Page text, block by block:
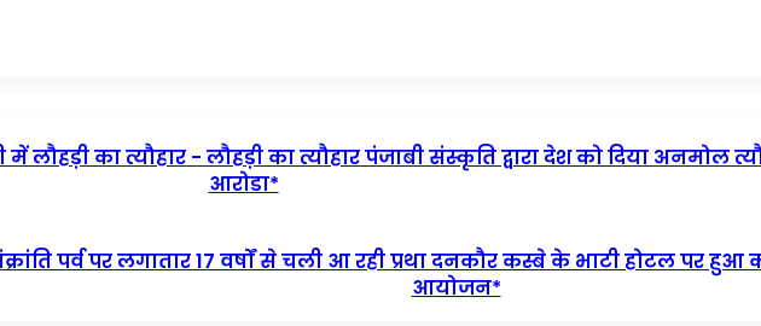
का त्यौहार - लौहड़ी का त्यौहार पंजाबी संस्कृति द्वारा देश को दिया अनमोल
आरोडा*
पर्व पर लगातार 17 वर्षों से चली आ रही प्रथा दनकौर कस्बे के भाटी होटल पर
आयोजन*